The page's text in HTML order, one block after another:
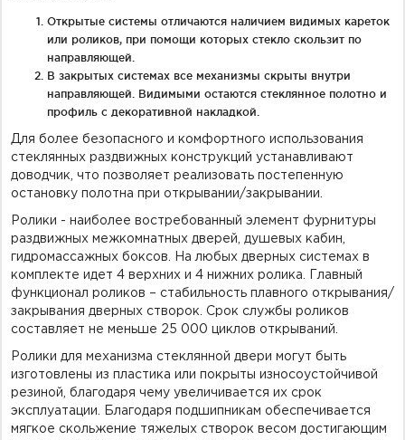
Открытые системы отличаются наличием видимых кареток
или роликов, при помощи которых стекло скользит по
направляющей.
В закрытых системах все механизмы скрыты внутри
направляющей. Видимыми остаются стеклянное полотно и
профиль с декоративной накладкой.
Для более безопасного и комфортного использования
стеклянных раздвижных конструкций устанавливают
доводчик, что позволяет реализовать постепенную
остановку полотна при открывании/закрывании.
Ролики - наиболее востребованный элемент фурнитуры
раздвижных межкомнатных дверей, душевых кабин,
гидромассажных боксов. На любых дверных системах в
комплекте идет 4 верхних и 4 нижних ролика. Главный
функционал роликов – стабильность плавного открывания/
закрывания дверных створок. Срок службы роликов
составляет не меньше 25 000 циклов открываний.
Ролики для механизма стеклянной двери могут быть
изготовлены из пластика или покрыты износоустойчивой
резиной, благодаря чему увеличивается их срок
эксплуатации. Благодаря подшипникам обеспечивается
мягкое скольжение тяжелых створок весом достигающим